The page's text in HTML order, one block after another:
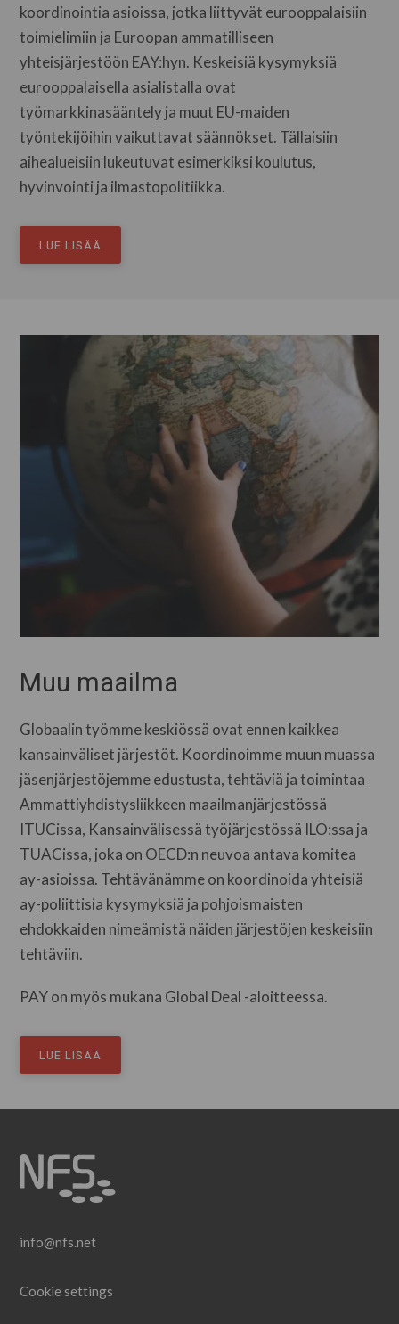
koordinointia asioissa, jotka liittyvät eurooppalaisiin
toimielimiin ja Euroopan ammatilliseen
yhteisjärjestöön EAY:hyn. Keskeisiä kysymyksiä
eurooppalaisella asialistalla ovat
työmarkkinasääntely ja muut EU-maiden
työntekijöihin vaikuttavat säännökset. Tällaisiin
aihealueisiin lukeutuvat esimerkiksi koulutus,
hyvinvointi ja ilmastopolitiikka.
LUE LISÄÄ
Muu maailma
Globaalin työmme keskiössä ovat ennen kaikkea
kansainväliset järjestöt. Koordinoimme muun muassa
jäsenjärjestöjemme edustusta, tehtäviä ja toimintaa
Ammattiyhdistysliikkeen maailmanjärjestössä
ITUCissa, Kansainvälisessä työjärjestössä ILO:ssa ja
TUACissa, joka on OECD:n neuvoa antava komitea
ay-asioissa. Tehtävänämme on koordinoida yhteisiä
ay-poliittisia kysymyksiä ja pohjoismaisten
ehdokkaiden nimeämistä näiden järjestöjen keskeisiin
tehtäviin.
PAY on myös mukana Global Deal -aloitteessa.
LUE LISÄÄ
info@nfs.net
Cookie settings